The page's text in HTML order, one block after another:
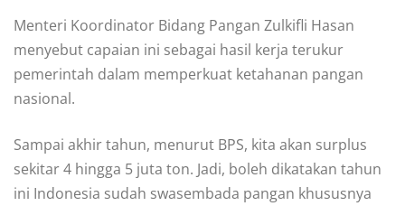
Menteri Koordinator Bidang Pangan Zulkifli Hasan
menyebut capaian ini sebagai hasil kerja terukur
pemerintah dalam memperkuat ketahanan pangan
nasional.
Sampai akhir tahun, menurut BPS, kita akan surplus
sekitar 4 hingga 5 juta ton. Jadi, boleh dikatakan tahun
ini Indonesia sudah swasembada pangan khususnya